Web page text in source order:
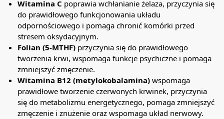
Witamina C poprawia wchłanianie żelaza, przyczynia się
do prawidłowego funkcjonowania układu
odpornościowego i pomaga chronić komórki przed
stresem oksydacyjnym.
Folian (5-MTHF) przyczynia się do prawidłowego
tworzenia krwi, wspomaga funkcje psychiczne i pomaga
zmniejszyć zmęczenie.
Witamina B12 (metylokobalamina) wspomaga
prawidłowe tworzenie czerwonych krwinek, przyczynia
się do metabolizmu energetycznego, pomaga zmniejszyć
zmęczenie i znużenie oraz wspomaga układ nerwowy.